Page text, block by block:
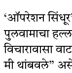
‘ऑपरेशन
पुलवामाचा
विचारावासा
मी थांबवले” असे